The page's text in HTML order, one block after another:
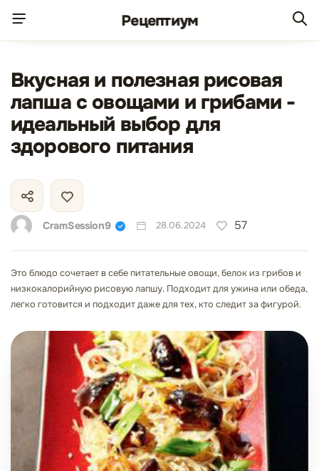
Рецептиум
Вкусная и полезная рисовая
лапша с овощами и грибами -
идеальный выбор для
здорового питания
CramSession9 28.06.2024 57
Это блюдо сочетает в себе питательные овощи, белок из грибов и
низкокалорийную рисовую лапшу. Подходит для ужина или обеда,
легко готовится и подходит даже для тех, кто следит за фигурой.